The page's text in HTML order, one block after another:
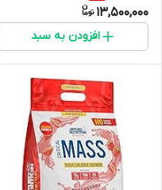
13,500,000
افزودن به سبد